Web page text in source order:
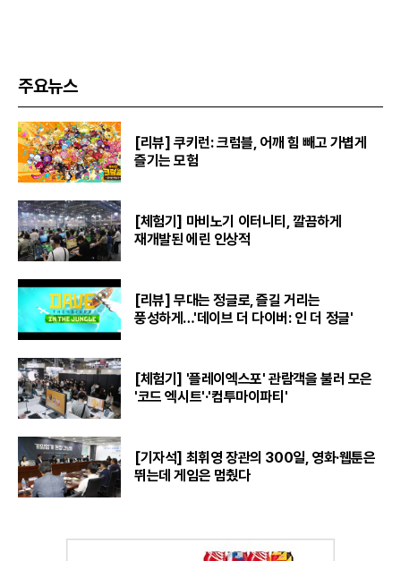
주요뉴스
[리뷰] 쿠키런: 크럼블, 어깨 힘 빼고 가볍게
즐기는 모험
[체험기] 마비노기 이터니티, 깔끔하게
재개발된 에린 인상적
[리뷰] 무대는 정글로, 즐길 거리는
풍성하게…'데이브 더 다이버: 인 더 정글'
[체험기] '플레이엑스포' 관람객을 불러 모은
'코드 엑시트'·'컴투마이파티'
[기자석] 최휘영 장관의 300일, 영화·웹툰은
뛰는데 게임은 멈췄다